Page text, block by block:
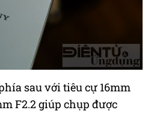
sau với tiêu cự 16mm
F2.2 giúp chụp được